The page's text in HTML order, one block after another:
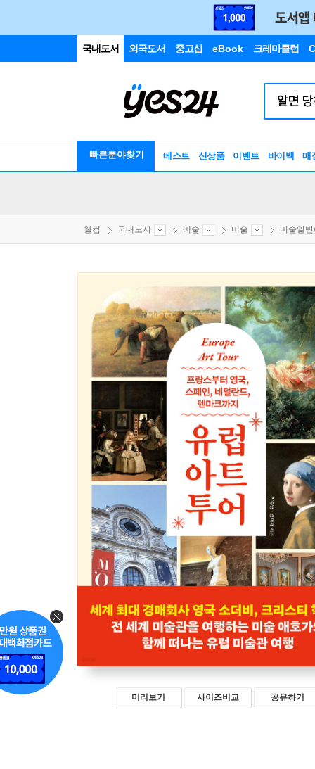
국내도서 외국도서 중고샵 eBook 크레마클럽
빠른분야찾기 베스트 신상품 이벤트 바이백 매
웰컴 국내도서 예술 미술 미술일
미리보기 사이즈비교 공유하기